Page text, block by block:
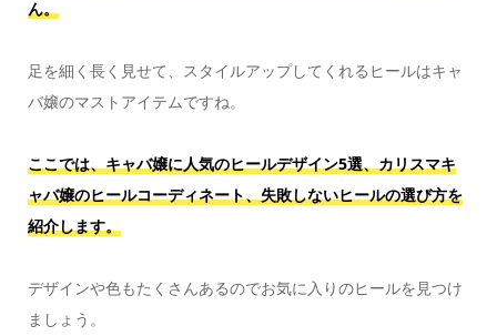
ん。
足を細く長く見せて、スタイルアップしてくれるヒールはキャ
バ嬢のマストアイテムですね。
ここでは、キャバ嬢に人気のヒールデザイン5選、カリスマキ
ャバ嬢のヒールコーディネート、失敗しないヒールの選び方を
紹介します。
デザインや色もたくさんあるのでお気に入りのヒールを見つけ
ましょう。